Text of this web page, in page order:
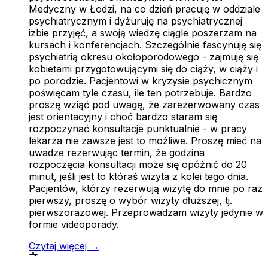
Medyczny w Łodzi, na co dzień pracuję w oddziale
psychiatrycznym i dyżuruję na psychiatrycznej
izbie przyjęć, a swoją wiedzę ciągle poszerzam na
kursach i konferencjach. Szczególnie fascynuję się
psychiatrią okresu okołoporodowego - zajmuję się
kobietami przygotowującymi się do ciąży, w ciąży i
po porodzie. Pacjentowi w kryzysie psychicznym
poświęcam tyle czasu, ile ten potrzebuje. Bardzo
proszę wziąć pod uwagę, że zarezerwowany czas
jest orientacyjny i choć bardzo staram się
rozpoczynać konsultacje punktualnie - w pracy
lekarza nie zawsze jest to możliwe. Proszę mieć na
uwadze rezerwując termin, że godzina
rozpoczęcia konsultacji może się opóźnić do 20
minut, jeśli jest to któraś wizyta z kolei tego dnia.
Pacjentów, którzy rezerwują wizytę do mnie po raz
pierwszy, proszę o wybór wizyty dłuższej, tj.
pierwszorazowej. Przeprowadzam wizyty jedynie w
formie videoporady.
Czytaj więcej →